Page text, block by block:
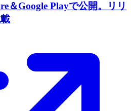
＆Google Playで公開。リリ